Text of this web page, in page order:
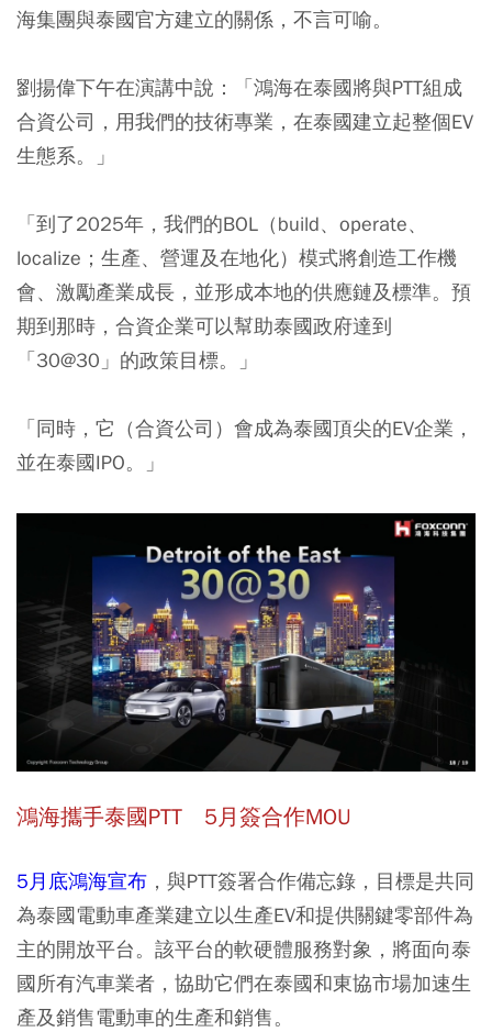
海集團與泰國官方建立的關係，不言可喻。
劉揚偉下午在演講中說：「鴻海在泰國將與PTT組成
合資公司，用我們的技術專業，在泰國建立起整個EV
生態系。」
「到了2025年，我們的BOL（build、operate、
localize；生產、營運及在地化）模式將創造工作機
會、激勵產業成長，並形成本地的供應鏈及標準。預
期到那時，合資企業可以幫助泰國政府達到
「30@30」的政策目標。」
「同時，它（合資公司）會成為泰國頂尖的EV企業，
並在泰國IPO。」
鴻海攜手泰國PTT 5月簽合作MOU
5月底鴻海宣布 ，與PTT簽署合作備忘錄，目標是共同
為泰國電動車產業建立以生產EV和提供關鍵零部件為
主的開放平台。該平台的軟硬體服務對象，將面向泰
國所有汽車業者，協助它們在泰國和東協市場加速生
產及銷售電動車的生產和銷售。